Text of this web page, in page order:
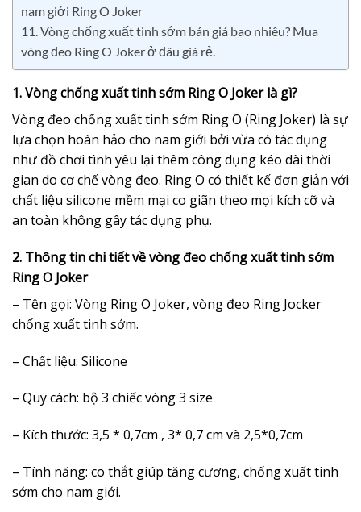
nam giới Ring O Joker
11. Vòng chống xuất tinh sớm bán giá bao nhiêu? Mua
vòng đeo Ring O Joker ở đâu giá rẻ.
1. Vòng chống xuất tinh sớm Ring O Joker là gì?
Vòng đeo chống xuất tinh sớm Ring O (Ring Joker) là sự
lựa chọn hoàn hảo cho nam giới bởi vừa có tác dụng
như đồ chơi tình yêu lại thêm công dụng kéo dài thời
gian do cơ chế vòng đeo. Ring O có thiết kế đơn giản với
chất liệu silicone mềm mại co giãn theo mọi kích cỡ và
an toàn không gây tác dụng phụ.
2. Thông tin chi tiết về vòng đeo chống xuất tinh sớm
Ring O Joker
– Tên gọi: Vòng Ring O Joker, vòng đeo Ring Jocker
chống xuất tinh sớm.
– Chất liệu: Silicone
– Quy cách: bộ 3 chiếc vòng 3 size
– Kích thước: 3,5 * 0,7cm , 3* 0,7 cm và 2,5*0,7cm
– Tính năng: co thắt giúp tăng cương, chống xuất tinh
sớm cho nam giới.